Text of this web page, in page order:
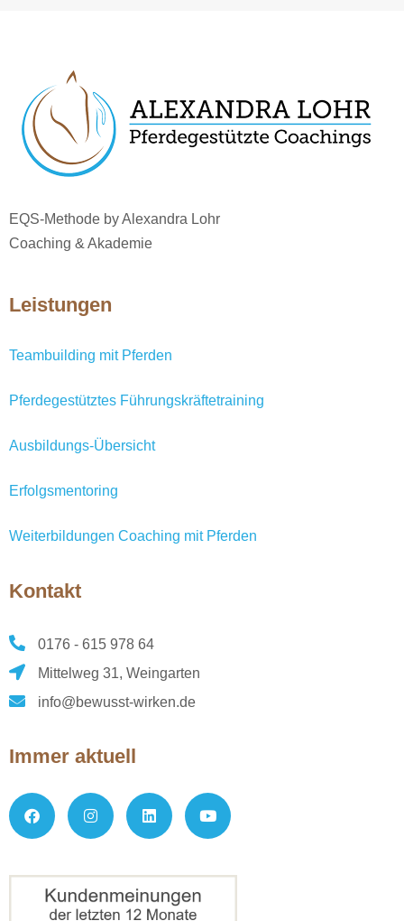
EQS-Methode by Alexandra Lohr
Coaching & Akademie
Leistungen
Teambuilding mit Pferden
Pferdegestütztes Führungskräftetraining
Ausbildungs-Übersicht
Erfolgsmentoring
Weiterbildungen Coaching mit Pferden
Kontakt
0176 - 615 978 64
Mittelweg 31, Weingarten
info@bewusst-wirken.de
Immer aktuell